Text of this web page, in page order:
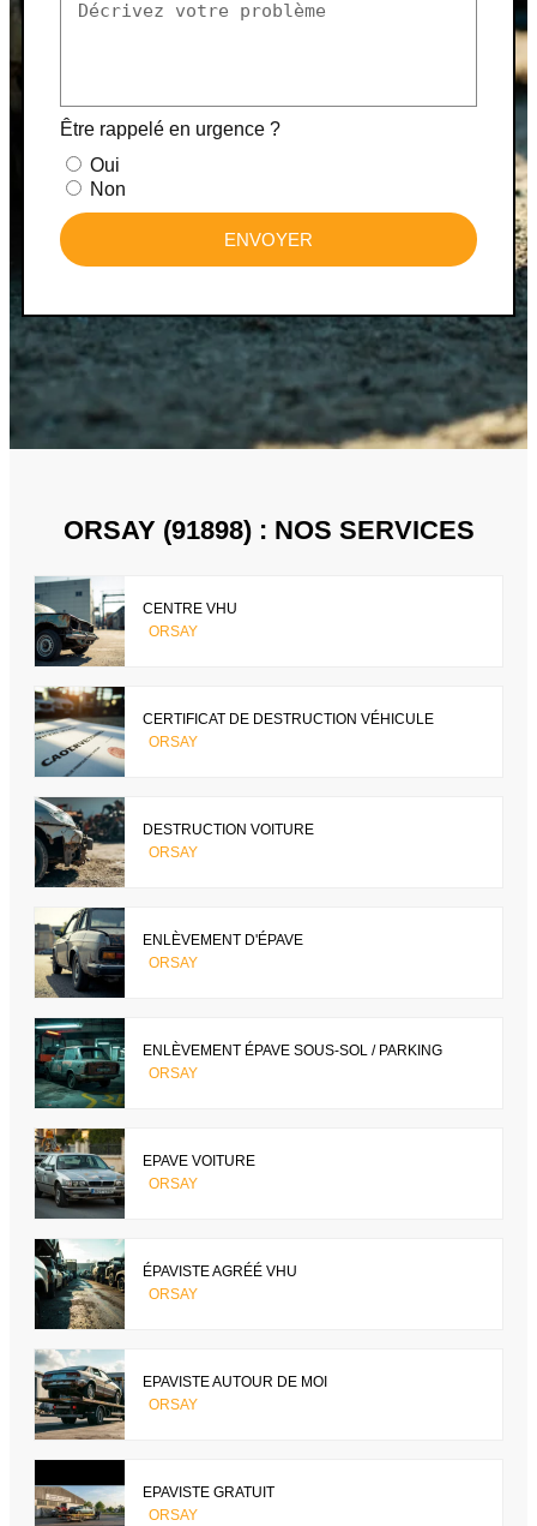
Être rappelé en urgence ?
Oui
Non
ENVOYER
ORSAY (91898) : NOS SERVICES
CENTRE VHU
ORSAY
CERTIFICAT DE DESTRUCTION VÉHICULE
ORSAY
DESTRUCTION VOITURE
ORSAY
ENLÈVEMENT D'ÉPAVE
ORSAY
ENLÈVEMENT ÉPAVE SOUS-SOL / PARKING
ORSAY
EPAVE VOITURE
ORSAY
ÉPAVISTE AGRÉÉ VHU
ORSAY
EPAVISTE AUTOUR DE MOI
ORSAY
EPAVISTE GRATUIT
ORSAY